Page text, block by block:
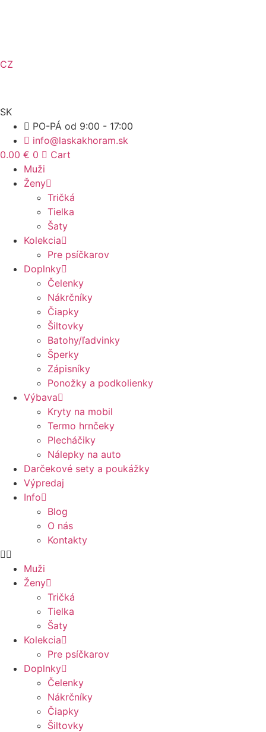
CZ
SK
PO-PÁ od 9:00 - 17:00
info@laskakhoram.sk
0.00 € 0
Cart
Muži
Ženy
Tričká
Tielka
Šaty
Kolekcia
Pre psíčkarov
Doplnky
Čelenky
Nákrčníky
Čiapky
Šiltovky
Batohy/ľadvinky
Šperky
Zápisníky
Ponožky a podkolienky
Výbava
Kryty na mobil
Termo hrnčeky
Plecháčiky
Nálepky na auto
Darčekové sety a poukážky
Výpredaj
Info
Blog
O nás
Kontakty
Muži
Ženy
Tričká
Tielka
Šaty
Kolekcia
Pre psíčkarov
Doplnky
Čelenky
Nákrčníky
Čiapky
Šiltovky